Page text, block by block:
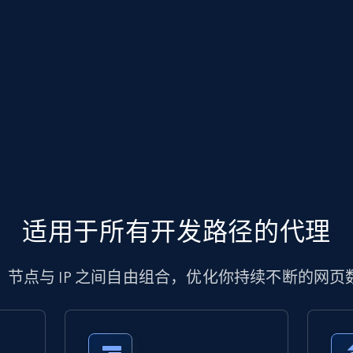
适用于所有开发路径的代理
节点与 IP 之间自由组合，优化你持续不断的网页